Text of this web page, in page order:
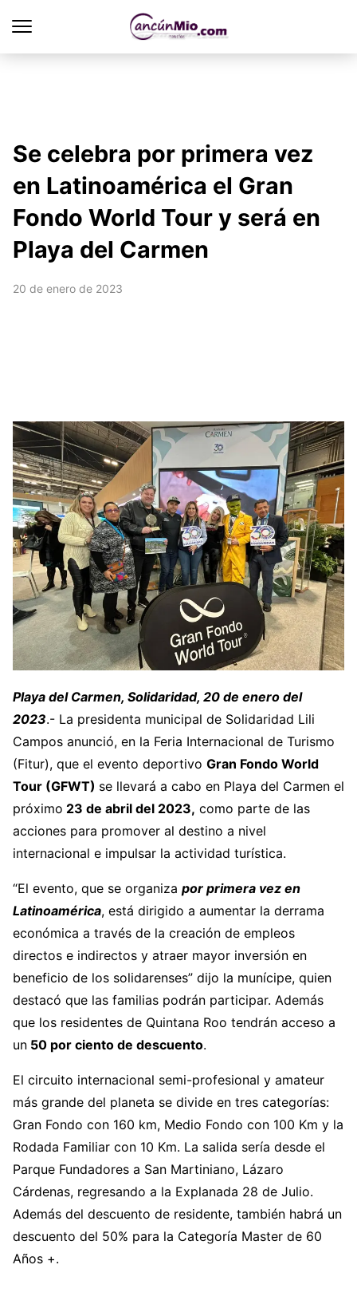
Se celebra por primera vez
en Latinoamérica el Gran
Fondo World Tour y será en
Playa del Carmen
20 de enero de 2023
Playa del Carmen, Solidaridad, 20 de enero del
2023.- La presidenta municipal de Solidaridad Lili
Campos anunció, en la Feria Internacional de Turismo
(Fitur), que el evento deportivo Gran Fondo World
Tour (GFWT) se llevará a cabo en Playa del Carmen el
próximo 23 de abril del 2023, como parte de las
acciones para promover al destino a nivel
internacional e impulsar la actividad turística.
“El evento, que se organiza por primera vez en
Latinoamérica, está dirigido a aumentar la derrama
económica a través de la creación de empleos
directos e indirectos y atraer mayor inversión en
beneficio de los solidarenses” dijo la munícipe, quien
destacó que las familias podrán participar. Además
que los residentes de Quintana Roo tendrán acceso a
un 50 por ciento de descuento.
El circuito internacional semi-profesional y amateur
más grande del planeta se divide en tres categorías:
Gran Fondo con 160 km, Medio Fondo con 100 Km y la
Rodada Familiar con 10 Km. La salida sería desde el
Parque Fundadores a San Martiniano, Lázaro
Cárdenas, regresando a la Explanada 28 de Julio.
Además del descuento de residente, también habrá un
descuento del 50% para la Categoría Master de 60
Años +.